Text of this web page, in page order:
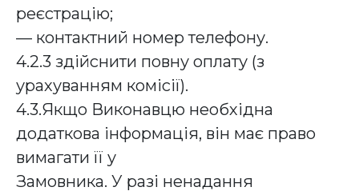
реєстрацію;
— контактний номер телефону.
4.2.3 здійснити повну оплату (з
урахуванням комісії).
4.3.Якщо Виконавцю необхідна
додаткова інформація, він має право
вимагати її у
Замовника. У разі ненадання